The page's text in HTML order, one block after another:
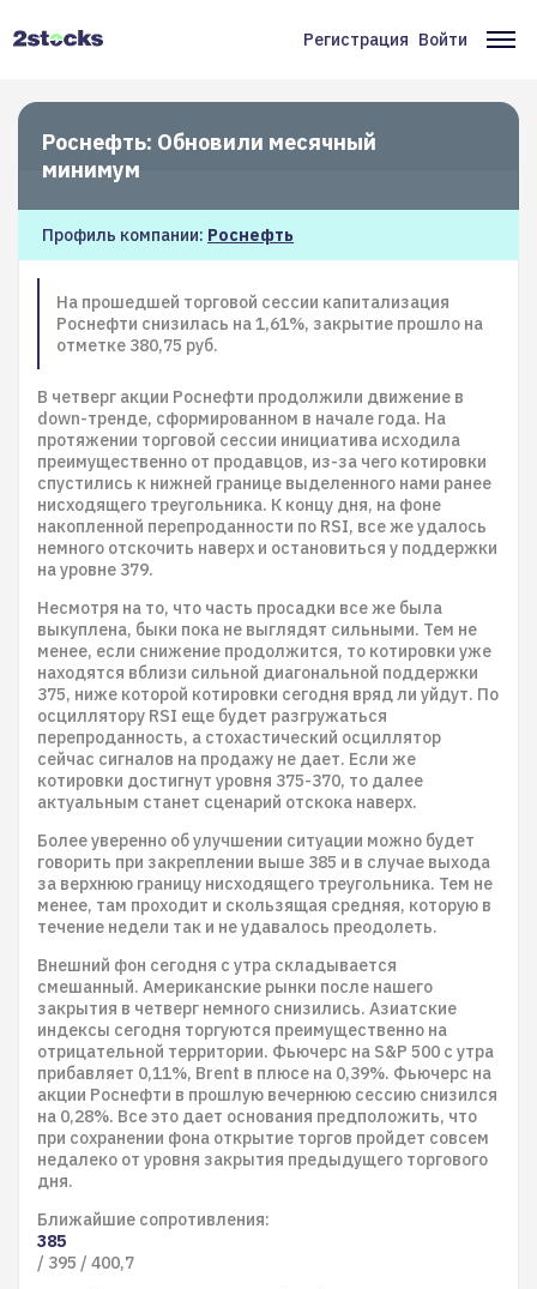
Меню
учётной
записи
Регистрация Войти
Роснефть: Обновили месячный
минимум
Профиль компании: Роснефть
На прошедшей торговой сессии капитализация
Роснефти снизилась на 1,61%, закрытие прошло на
отметке 380,75 руб.
В четверг акции Роснефти продолжили движение в
down-тренде, сформированном в начале года. На
протяжении торговой сессии инициатива исходила
преимущественно от продавцов, из-за чего котировки
спустились к нижней границе выделенного нами ранее
нисходящего треугольника. К концу дня, на фоне
накопленной перепроданности по RSI, все же удалось
немного отскочить наверх и остановиться у поддержки
на уровне 379.
Несмотря на то, что часть просадки все же была
выкуплена, быки пока не выглядят сильными. Тем не
менее, если снижение продолжится, то котировки уже
находятся вблизи сильной диагональной поддержки
375, ниже которой котировки сегодня вряд ли уйдут. По
осциллятору RSI еще будет разгружаться
перепроданность, а стохастический осциллятор
сейчас сигналов на продажу не дает. Если же
котировки достигнут уровня 375-370, то далее
актуальным станет сценарий отскока наверх.
Более уверенно об улучшении ситуации можно будет
говорить при закреплении выше 385 и в случае выхода
за верхнюю границу нисходящего треугольника. Тем не
менее, там проходит и скользящая средняя, которую в
течение недели так и не удавалось преодолеть.
Внешний фон сегодня с утра складывается
смешанный. Американские рынки после нашего
закрытия в четверг немного снизились. Азиатские
индексы сегодня торгуются преимущественно на
отрицательной территории. Фьючерс на S&P 500 с утра
прибавляет 0,11%, Brent в плюсе на 0,39%. Фьючерс на
акции Роснефти в прошлую вечернюю сессию снизился
на 0,28%. Все это дает основания предположить, что
при сохранении фона открытие торгов пройдет совсем
недалеко от уровня закрытия предыдущего торгового
дня.
Ближайшие сопротивления:
385
/ 395 / 400,7